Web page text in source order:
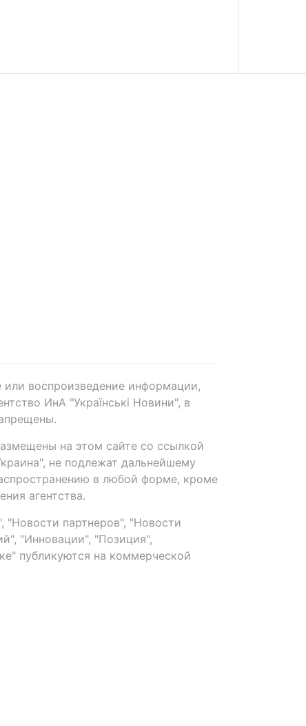
или воспроизведение информации,
ИнА "Українські Новини", в
на этом сайте со ссылкой
не подлежат дальнейшему
в любой форме, кроме
агентства.
партнеров", "Новости
"Инновации", "Позиция",
публикуются на коммерческой